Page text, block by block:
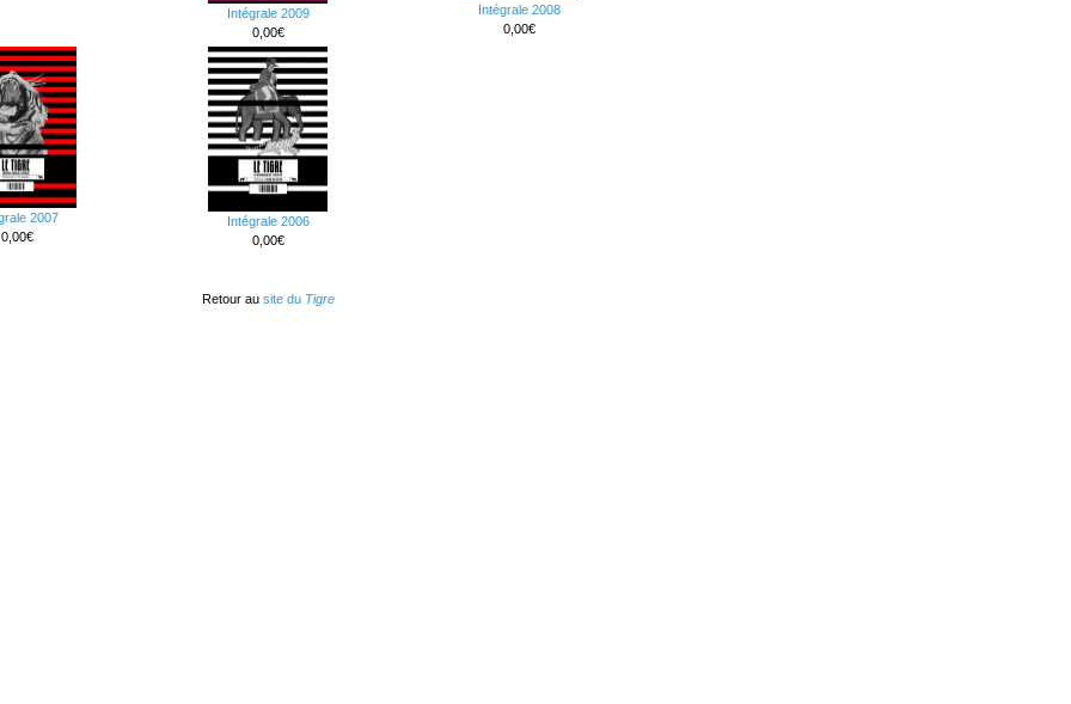
Intégrale 2009
0,00€
Intégrale 2008
0,00€
2007
0,00€
Intégrale 2006
0,00€
Retour au site du Tigre